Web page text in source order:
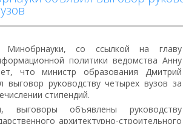
Минобрнауки, со ссылкой на главу
политики ведомства Анну
что министр образования Дмитрий
выговор руководству четырех вузов за
стипендий.
выговоры объявлены руководству
архитектурно-строительного